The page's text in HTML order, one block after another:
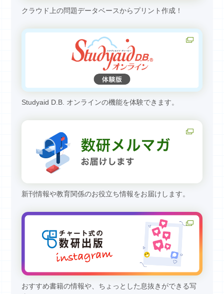
クラウド上の問題データベースからプリント作成！
Studyaid D.B. オンラインの機能を体験できます。
新刊情報や教育関係のお役立ち情報をお届けします。
おすすめ書籍の情報や、ちょっとした息抜きができる写